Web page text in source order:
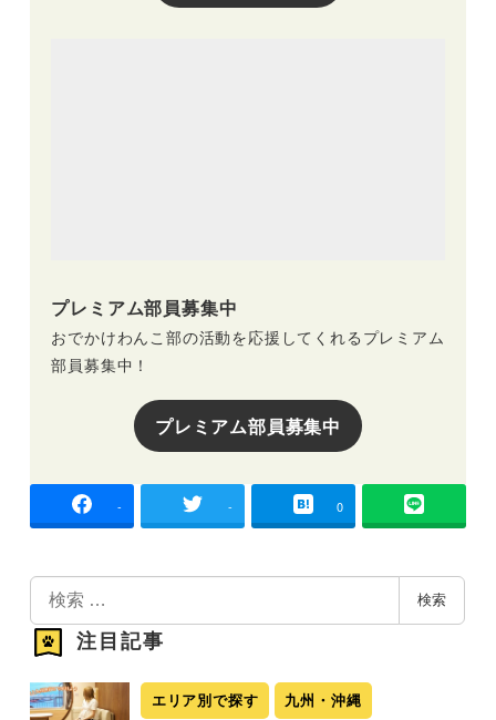
プレミアム部員募集中
おでかけわんこ部の活動を応援してくれるプレミアム
部員募集中！
プレミアム部員募集中
- - 0
検
索
検索
注目記事
エリア別で探す 九州・沖縄